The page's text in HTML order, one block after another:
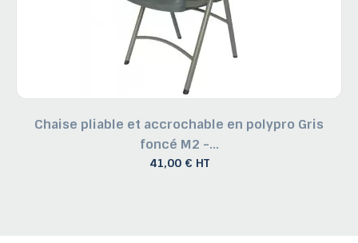
Chaise pliable et accrochable en polypro Gris
foncé M2 -...
41,00 € HT